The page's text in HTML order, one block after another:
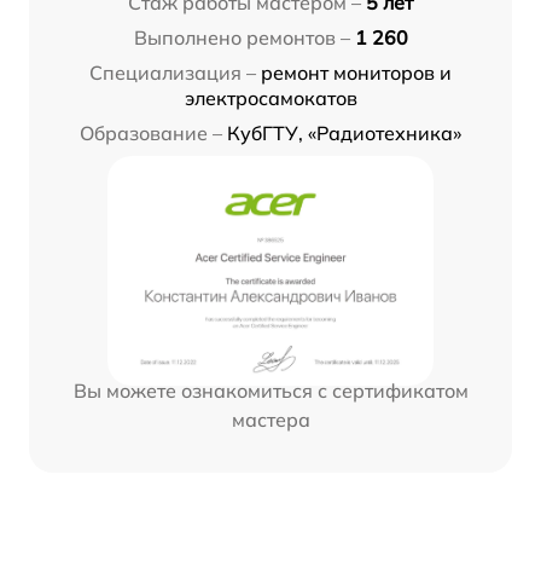
Выполнено ремонтов – 1 260
Специализация – ремонт мониторов и
электросамокатов
Образование – КубГТУ, «Радиотехника»
Вы можете ознакомиться с сертификатом
мастера